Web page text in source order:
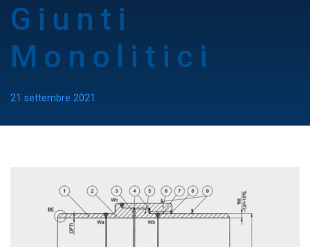
Giunti
Monolitici
21 settembre 2021